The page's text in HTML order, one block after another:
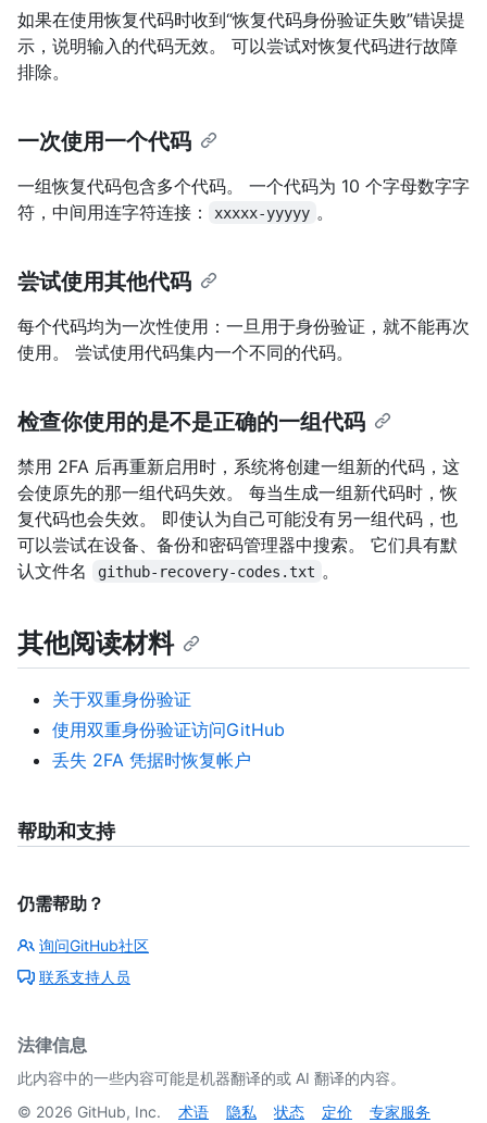
如果在使用恢复代码时收到“恢复代码身份验证失败”错误提
示，说明输入的代码无效。 可以尝试对恢复代码进行故障
排除。
一次使用一个代码
一组恢复代码包含多个代码。 一个代码为 10 个字母数字字
符，中间用连字符连接：
xxxxx-yyyyy 。
尝试使用其他代码
每个代码均为一次性使用：一旦用于身份验证，就不能再次
使用。 尝试使用代码集内一个不同的代码。
检查你使用的是不是正确的一组代码
禁用 2FA 后再重新启用时，系统将创建一组新的代码，这
会使原先的那一组代码失效。 每当生成一组新代码时，恢
复代码也会失效。 即使认为自己可能没有另一组代码，也
可以尝试在设备、备份和密码管理器中搜索。 它们具有默
认文件名
github-recovery-codes.txt 。
其他阅读材料
关于双重身份验证
使用双重身份验证访问GitHub
丢失 2FA 凭据时恢复帐户
帮助和支持
仍需帮助？
询问GitHub社区
联系支持人员
法律信息
此内容中的一些内容可能是机器翻译的或 AI 翻译的内容。
© 2026 GitHub, Inc. 术语 隐私 状态 定价 专家服务